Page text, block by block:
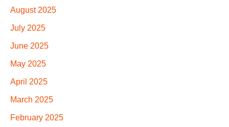
August 2025
July 2025
June 2025
May 2025
April 2025
March 2025
February 2025